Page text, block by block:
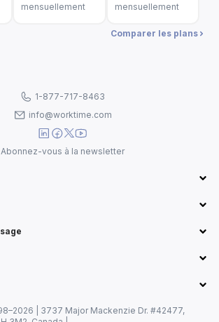
mensuellement
mensuellement
Comparer les plans
1-877-717-8463
info@worktime.com
Abonnez-vous à la newsletter
| 3737 Major Mackenzie Dr. #42477,